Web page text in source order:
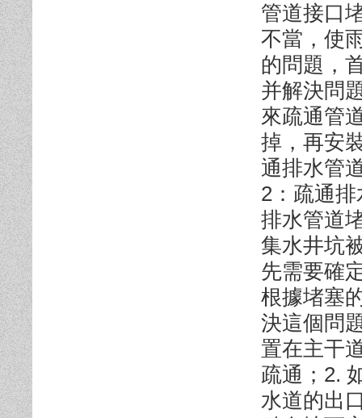
管道接口
不當，使
的問題，
并解決問
來疏通管
掉，再安
通排水管
2：疏通
排水管道
集水井坑
先需要確
根據堵塞
決這個問
置在主干
疏通；2.
水道的出